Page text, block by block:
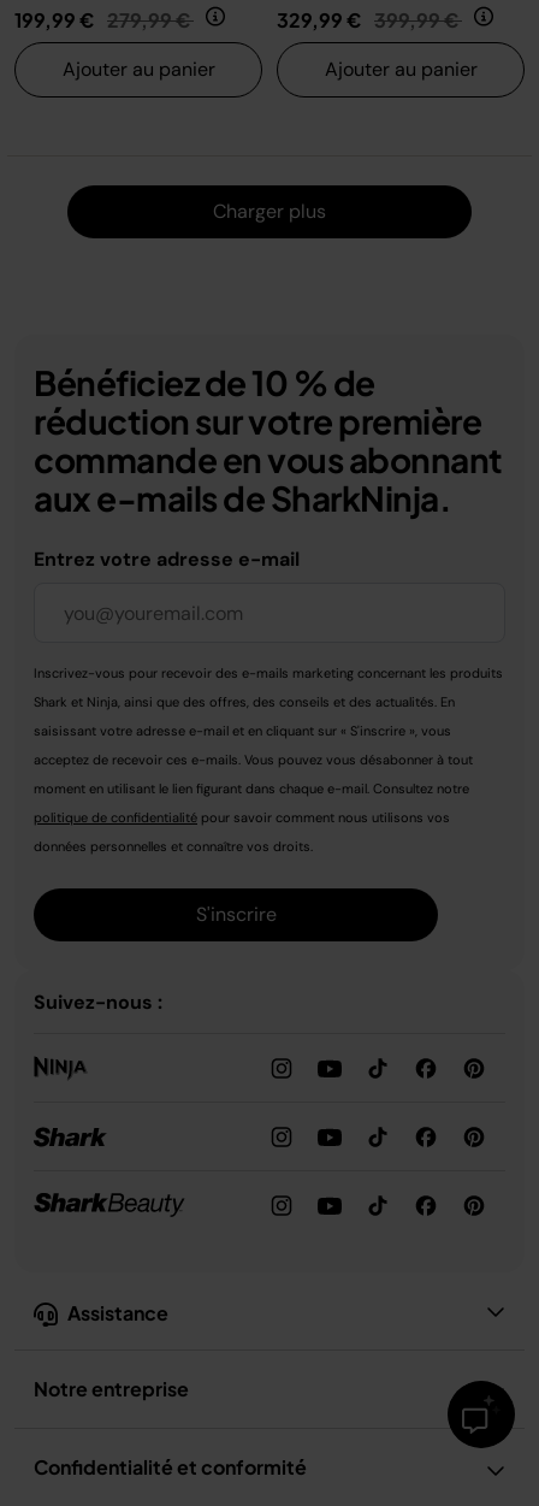
199,99 € Prix réduit de
279,99 € au
Ajouter au panier
329,99 € Prix réduit de
399,99 € au
Ajouter au panier
Charger plus
Assistance
Notre entreprise
Confidentialité et conformité
Bénéficiez de 10 % de
réduction sur votre première
commande en vous abonnant
aux e-mails de SharkNinja.
Entrez votre adresse e-mail
Inscrivez-vous pour recevoir des e-mails marketing concernant les produits
Shark et Ninja, ainsi que des offres, des conseils et des actualités. En
saisissant votre adresse e-mail et en cliquant sur « S'inscrire », vous
acceptez de recevoir ces e-mails. Vous pouvez vous désabonner à tout
moment en utilisant le lien figurant dans chaque e-mail. Consultez notre
politique de confidentialité pour savoir comment nous utilisons vos
données personnelles et connaître vos droits.
S'inscrire
Suivez-nous :